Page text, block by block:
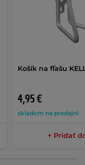
Košík na fľašu
4,95 €
skladom na predajni
+ Pridať